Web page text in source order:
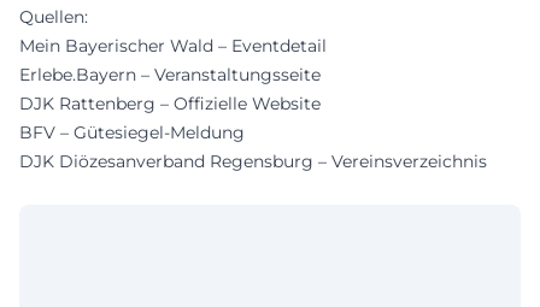
Quellen:
Mein Bayerischer Wald – Eventdetail
Erlebe.Bayern – Veranstaltungsseite
DJK Rattenberg – Offizielle Website
BFV – Gütesiegel-Meldung
DJK Diözesanverband Regensburg – Vereinsverzeichnis